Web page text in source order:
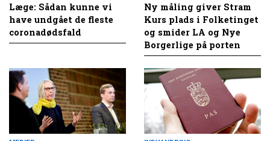
Læge: Sådan kunne vi
have undgået de fleste
coronadødsfald
Ny måling giver Stram
Kurs plads i Folketinget
og smider LA og Nye
Borgerlige på porten